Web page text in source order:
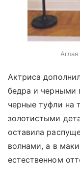
Актриса
бедра и черными
черные туфли на
золотистыми
оставила
волнами, а в
естественном